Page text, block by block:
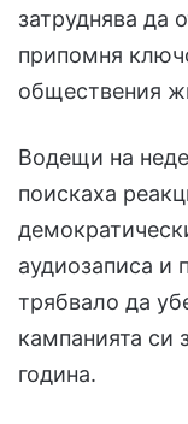
затруднява да
припомня
обществения
Водещи на
поискаха
аудиозаписа и
трябвало да
кампанията си
година.